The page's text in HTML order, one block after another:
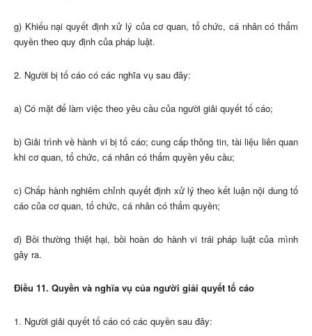
g) Khiếu nại quyết định xử lý của cơ quan, tổ chức, cá nhân có thẩm
quyền theo quy định của pháp luật.
2. Người bị tố cáo có các nghĩa vụ sau đây:
a) Có mặt để làm việc theo yêu cầu của người giải quyết tố cáo;
b) Giải trình về hành vi bị tố cáo; cung cấp thông tin, tài liệu liên quan
khi cơ quan, tổ chức, cá nhân có thẩm quyền yêu cầu;
c) Chấp hành nghiêm chỉnh quyết định xử lý theo kết luận nội dung tố
cáo của cơ quan, tổ chức, cá nhân có thẩm quyền;
d) Bồi thường thiệt hại, bồi hoàn do hành vi trái pháp luật của mình
gây ra.
Điều 11. Quyền và nghĩa vụ của người giải quyết tố cáo
1. Người giải quyết tố cáo có các quyền sau đây: